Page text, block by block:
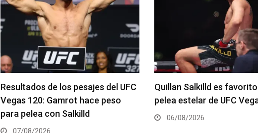
Quillan Salkilld es favorito para la
pelea estelar de UFC Vegas 120
06/08/2026
Se anuncia la cartelera
del UFC 331
06/08/2026